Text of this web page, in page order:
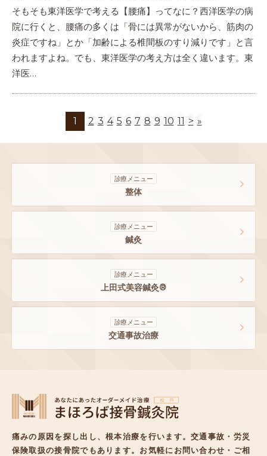
そもそも東洋医学で考える【腰痛】ってなに？西洋医学の病
院に行くと、腰痛の多くは「骨には異常がないから、筋肉の
炎症ですね」とか「加齢による椎間板のすり減りです」と言
われますよね。でも、東洋医学の考え方は全く違います。東
洋医…
1 2 3 4 5 6 7 8 9 10 11 > »
診療メニュー
整体
診療メニュー
鍼灸
診療メニュー
上田式美容鍼灸®
診療メニュー
交通事故治療
痛みの原因を探し出し、根本治療を行います。交通事故・労災
保険取扱の接骨院でもあります。 お気軽にお問い合わせ・ご相